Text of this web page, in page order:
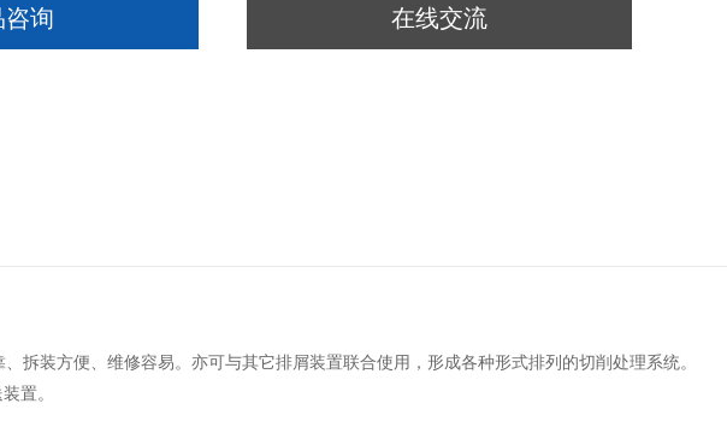
咨询 在线交流
拆装方便、维修容易。亦可与其它排屑装置联合使用，形成各种形式排列的切削处理系统。
置。